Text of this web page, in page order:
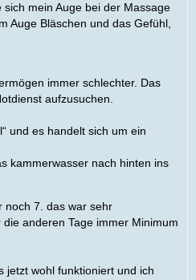
mein Auge bei der Massage
Auge Bläschen und das Gefühl,
immer schlechter. Das
aufzusuchen.
und es handelt sich um ein
kammerwasser nach hinten ins
noch 7. das war sehr
anderen Tage immer Minimum
jetzt wohl funktioniert und ich